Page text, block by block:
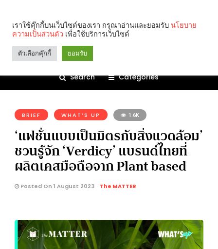
Search Categories
BRIEF WHAT’S UP 1.6K
‘แฟชั่นแบบเป็นมิตรกับสิ่งแวดล้อม’
ชวนรู้จัก ‘Verdicy’ แบรนด์ไทยที่
ผลิตเคสมือถือจาก Plant based
Posted On 1 August 2023 The MATTER
เราใช้คุ๊กกี้บนเว็บไซต์ของเรา กรุณาอ่านและยอมรับ นโยบาย
ความเป็นส่วนตัว เพื่อใช้บริการเว็บไซต์
ตัวเลือกคุ๊กกี้ ยอมรับ